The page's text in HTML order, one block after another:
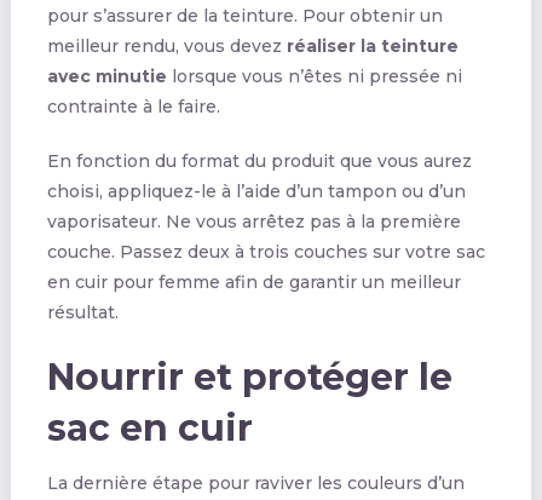
pour s’assurer de la teinture. Pour obtenir un
meilleur rendu, vous devez réaliser la teinture
avec minutie lorsque vous n’êtes ni pressée ni
contrainte à le faire.
En fonction du format du produit que vous aurez
choisi, appliquez-le à l’aide d’un tampon ou d’un
vaporisateur. Ne vous arrêtez pas à la première
couche. Passez deux à trois couches sur votre sac
en cuir pour femme afin de garantir un meilleur
résultat.
Nourrir et protéger le
sac en cuir
La dernière étape pour raviver les couleurs d’un